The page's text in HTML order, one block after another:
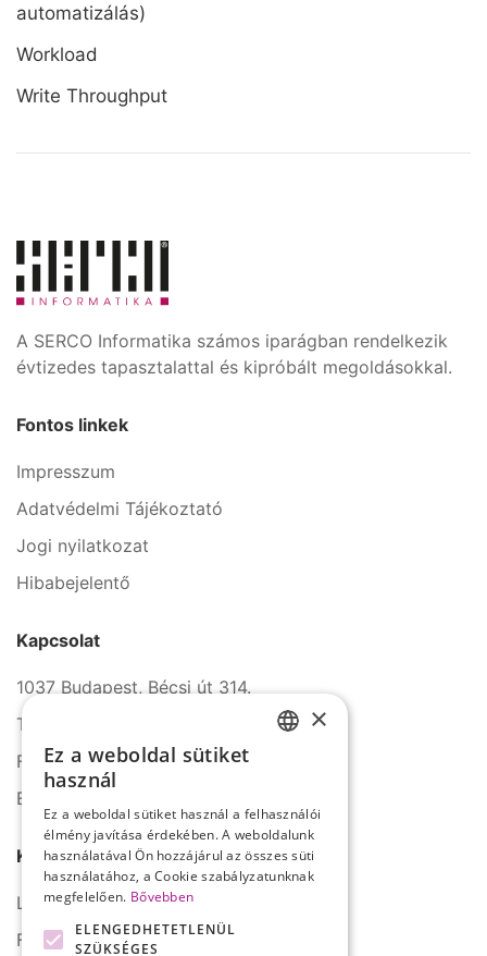
automatizálás)
Workload
Write Throughput
A SERCO Informatika számos iparágban rendelkezik
évtizedes tapasztalattal és kipróbált megoldásokkal.
Fontos linkek
Impresszum
Adatvédelmi Tájékoztató
Jogi nyilatkozat
Hibabejelentő
Kapcsolat
1037 Budapest, Bécsi út 314.
Tel.: +36 1 272 2140
Fax: +36 1 272 2150
E-mail: info@serco.hu
Kövessen minket
LinkedIn
Facebook
×
Ez a weboldal sütiket
használ
Ez a weboldal sütiket használ a felhasználói
élmény javítása érdekében. A weboldalunk
használatával Ön hozzájárul az összes süti
használatához, a Cookie szabályzatunknak
megfelelően. Bővebben
ELENGEDHETETLENÜL
SZÜKSÉGES